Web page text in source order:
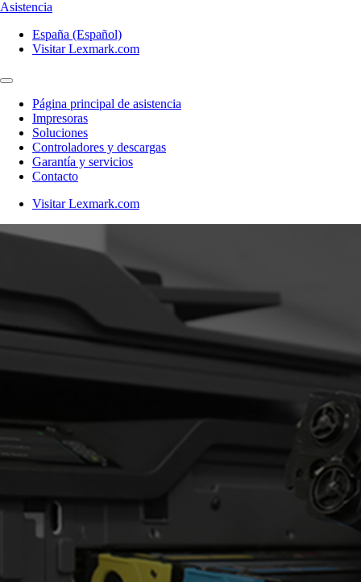
Asistencia
España (Español)
Visitar Lexmark.com
Página principal de asistencia
Impresoras
Soluciones
Controladores y descargas
Garantía y servicios
Contacto
Visitar Lexmark.com